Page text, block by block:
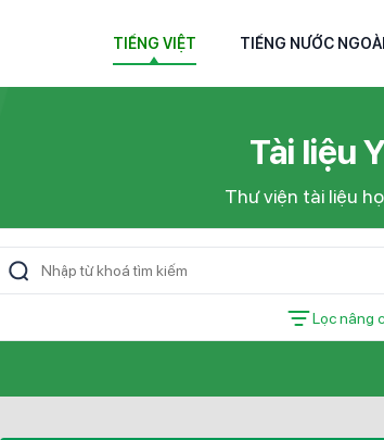
TIẾNG VIỆT TIẾNG NƯỚC NGOÀI
Tài liệu
Thư viện tài liệu
Lọc nâng